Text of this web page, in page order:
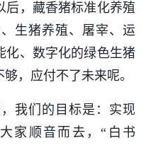
后，藏香猪标准化养殖
生猪养殖、屠宰、运
化、数字化的绿色生猪
，应付不了未来呢。
们的目标是：实现
家顺音而去，“白书